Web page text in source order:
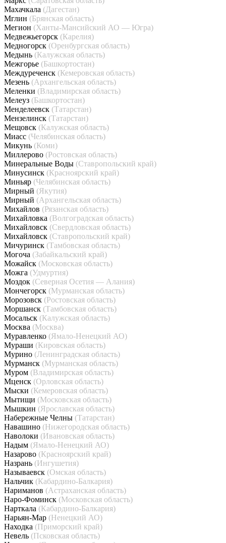
Махачкала (Дагестан)
Мглин (Брянская область)
Мегион (Ханты-Мансийский АО — Югра)
Медвежьегорск (Карелия)
Медногорск (Оренбургская область)
Медынь (Калужская область)
Межгорье (Башкортостан)
Междуреченск (Кемеровская область)
Мезень (Архангельская область)
Меленки (Владимирская область)
Мелеуз (Башкортостан)
Менделеевск (Татарстан)
Мензелинск (Татарстан)
Мещовск (Калужская область)
Миасс (Челябинская область)
Микунь (Коми)
Миллерово (Ростовская область)
Минеральные Воды (Ставропольский край)
Минусинск (Красноярский край)
Миньяр (Челябинская область)
Мирный (Якутия)
Мирный (Архангельская область)
Михайлов (Рязанская область)
Михайловка (Волгоградская область)
Михайловск (Свердловская область)
Михайловск (Ставропольский край)
Мичуринск (Тамбовская область)
Могоча (Забайкальский край)
Можайск (Московская область)
Можга (Удмуртия)
Моздок (Северная Осетия — Алания)
Мончегорск (Мурманская область)
Морозовск (Ростовская область)
Моршанск (Тамбовская область)
Мосальск (Калужская область)
Москва (Москва)
Муравленко (Ямало-Ненецкий АО)
Мураши (Кировская область)
Мурино (Ленинградская область)
Мурманск (Мурманская область)
Муром (Владимирская область)
Мценск (Орловская область)
Мыски (Кемеровская область)
Мытищи (Московская область)
Мышкин (Ярославская область)
Набережные Челны (Татарстан)
Навашино (Нижегородская область)
Наволоки (Ивановская область)
Надым (Ямало-Ненецкий АО)
Назарово (Красноярский край)
Назрань (Ингушетия)
Называевск (Омская область)
Нальчик (Кабардино-Балкария)
Нариманов (Астраханская область)
Наро-Фоминск (Московская область)
Нарткала (Кабардино-Балкария)
Нарьян-Мар (Ненецкий АО)
Находка (Приморский край)
Невель (Псковская область)